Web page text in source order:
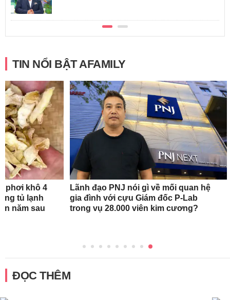
TIN NỔI BẬT AFAMILY
phơi khô 4
tủ lạnh
năm sau
Lãnh đạo PNJ nói gì về mối quan hệ
gia đình với cựu Giám đốc P-Lab
trong vụ 28.000 viên kim cương?
ĐỌC THÊM